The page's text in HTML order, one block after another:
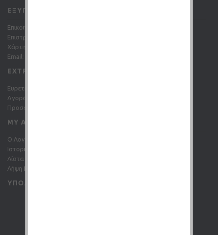
ΕΞΥΠΗΡΈΤΗΣΗ ΠΕΛΑΤΏΝ
Επικοινωνήστε μαζί μας
Επιστροφές
Χάρτης Ιστότοπου
Email: info@gc-shop.gr
EXTRAS
Ευρετήριο Κατασκευαστών
Αγορά Δωροεπιταγής
Προσφορές
MY ACCOUNT
O Λογαριασμός μου
Ιστορικό Παραγγελιών
Λίστα Επιθυμιών (
Λήψη Ενημερωτικών Δελτίων
ΥΠΟΛΟΓΙΣΤΉΣ ΥΓΡΏΝ